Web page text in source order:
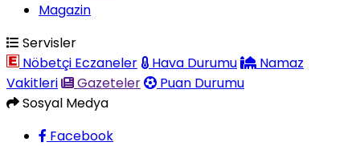
Magazin
Servisler
Nöbetçi Eczaneler
Hava Durumu
Namaz
Vakitleri
Gazeteler
Puan Durumu
Sosyal Medya
Facebook